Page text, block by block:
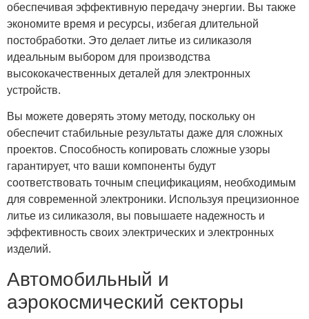
обеспечивая эффективную передачу энергии. Вы также
экономите время и ресурсы, избегая длительной
постобработки. Это делает литье из силиказоля
идеальным выбором для производства
высококачественных деталей для электронных
устройств.
Вы можете доверять этому методу, поскольку он
обеспечит стабильные результаты даже для сложных
проектов. Способность копировать сложные узоры
гарантирует, что ваши компоненты будут
соответствовать точным спецификациям, необходимым
для современной электроники. Используя прецизионное
литье из силиказоля, вы повышаете надежность и
эффективность своих электрических и электронных
изделий.
Автомобильный и
аэрокосмический секторы